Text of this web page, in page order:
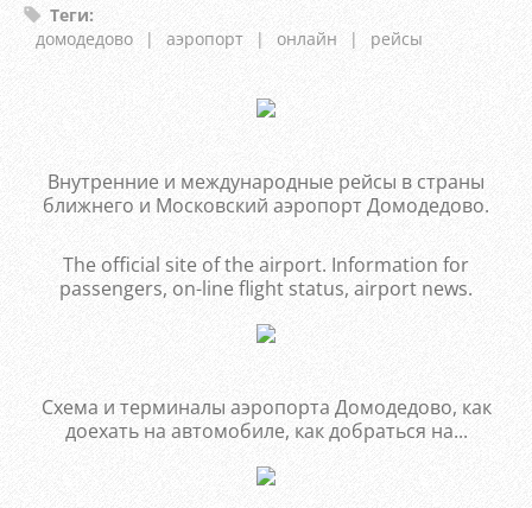
Теги:
домодедово
| аэропорт | онлайн | рейсы
Внутренние и международные рейсы в страны
ближнего и Московский аэропорт Домодедово.
The official site of the airport. Information for
passengers, on-line flight status, airport news.
Схема и терминалы аэропорта Домодедово, как
доехать на автомобиле, как добраться на...